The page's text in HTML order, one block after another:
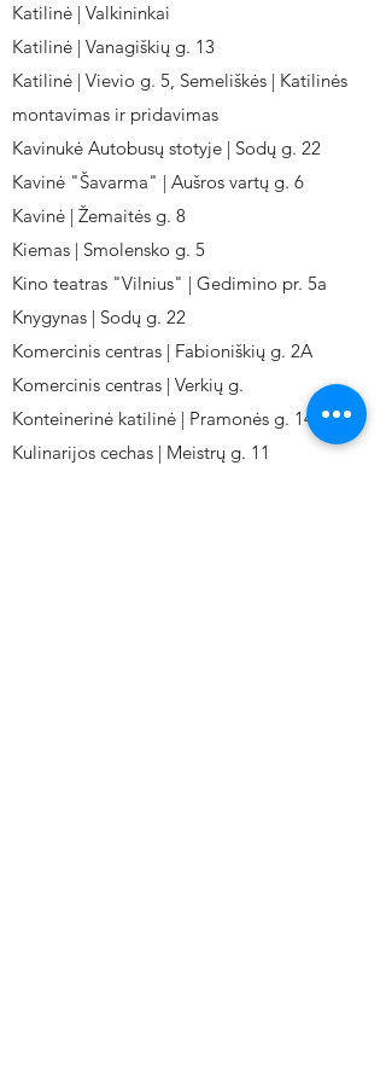
Katilinė | Valkininkai
Katilinė | Vanagiškių g. 13
Katilinė | Vievio g. 5, Semeliškės | Katilinės
montavimas ir pridavimas
Kavinukė Autobusų stotyje | Sodų g. 22
Kavinė "Šavarma" | Aušros vartų g. 6
Kavinė | Žemaitės g. 8
Kiemas | Smolensko g. 5
Kino teatras "Vilnius" | Gedimino pr. 5a
Knygynas | Sodų g. 22
Komercinis centras | Fabioniškių g. 2A
Komercinis centras | Verkių g.
Konteinerinė katilinė | Pramonės g. 141
Kulinarijos cechas | Meistrų g. 11